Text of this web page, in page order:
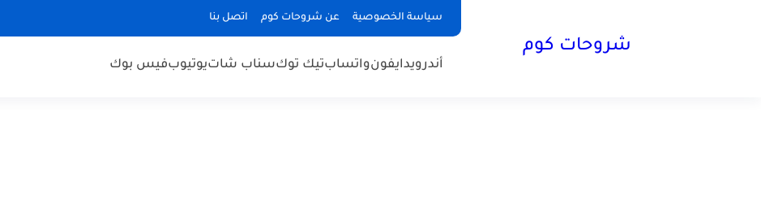
سياسة الخصوصية عن شروحات كوم اتصل بنا
شروحات كوم
أندرويدايفونواتسابتيك توكسناب شاتيوتيوبفيس بوك